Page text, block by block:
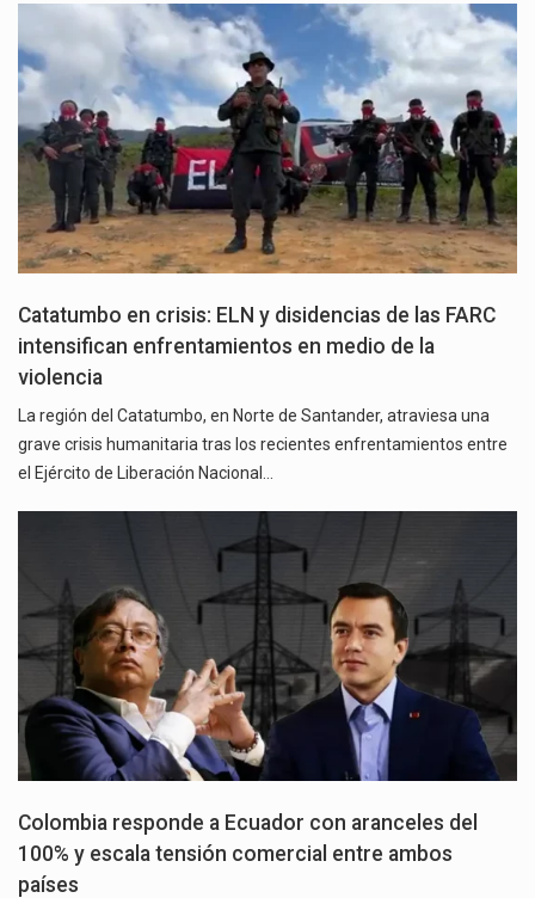
Catatumbo en crisis: ELN y disidencias de las FARC
intensifican enfrentamientos en medio de la
violencia
La región del Catatumbo, en Norte de Santander, atraviesa una
grave crisis humanitaria tras los recientes enfrentamientos entre
el Ejército de Liberación Nacional…
Colombia responde a Ecuador con aranceles del
100% y escala tensión comercial entre ambos
países